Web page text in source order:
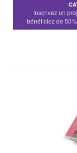
Inscrivez un
bénéficiez de